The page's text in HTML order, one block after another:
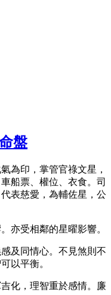
盤
為印，掌管官祿文星，
船票、權位、衣食。司
表慈愛，為輔佐星，公
亦受相鄰的星曜影響。
及同情心。不見煞則不
以平衡。
化，理智重於感情。廉